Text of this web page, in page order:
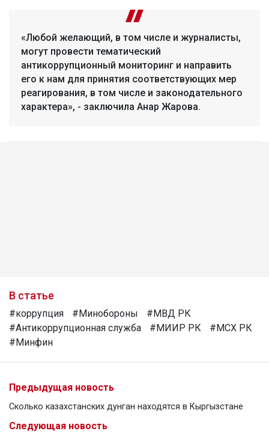
«Любой желающий, в том числе и журналисты,
могут провести тематический
антикоррупционный мониторинг и направить
его к нам для принятия соответствующих мер
реагирования, в том числе и законодательного
характера», - заключила Анар Жарова.
В статье
#коррупция #Минобороны
#МВД РК
#Антикоррупционная служба
#МИИР РК
#МСХ РК
#Минфин
Предыдущая новость
Сколько казахстанских дунган находятся в Кыргызстане
Следующая новость